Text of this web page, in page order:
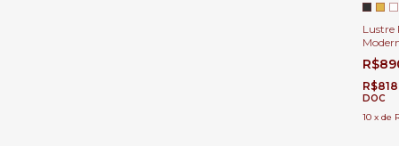
Lustre
para
Sala
DOC
10 x de